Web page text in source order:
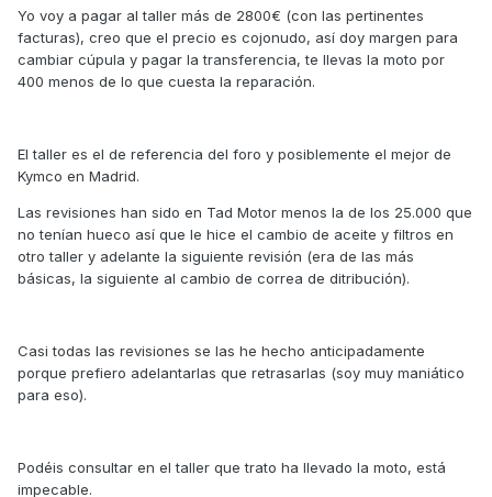
Yo voy a pagar al taller más de 2800€ (con las pertinentes
facturas), creo que el precio es cojonudo, así doy margen para
cambiar cúpula y pagar la transferencia, te llevas la moto por
400 menos de lo que cuesta la reparación.
El taller es el de referencia del foro y posiblemente el mejor de
Kymco en Madrid.
Las revisiones han sido en Tad Motor menos la de los 25.000 que
no tenían hueco así que le hice el cambio de aceite y filtros en
otro taller y adelante la siguiente revisión (era de las más
básicas, la siguiente al cambio de correa de ditribución).
Casi todas las revisiones se las he hecho anticipadamente
porque prefiero adelantarlas que retrasarlas (soy muy maniático
para eso).
Podéis consultar en el taller que trato ha llevado la moto, está
impecable.